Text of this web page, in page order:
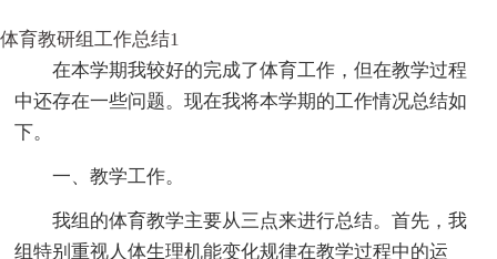
体育教研组工作总结1
在本学期我较好的完成了体育工作，但在教学过程
中还存在一些问题。现在我将本学期的工作情况总结如
下。
一、教学工作。
我组的体育教学主要从三点来进行总结。首先，我
组特别重视人体生理机能变化规律在教学过程中的运